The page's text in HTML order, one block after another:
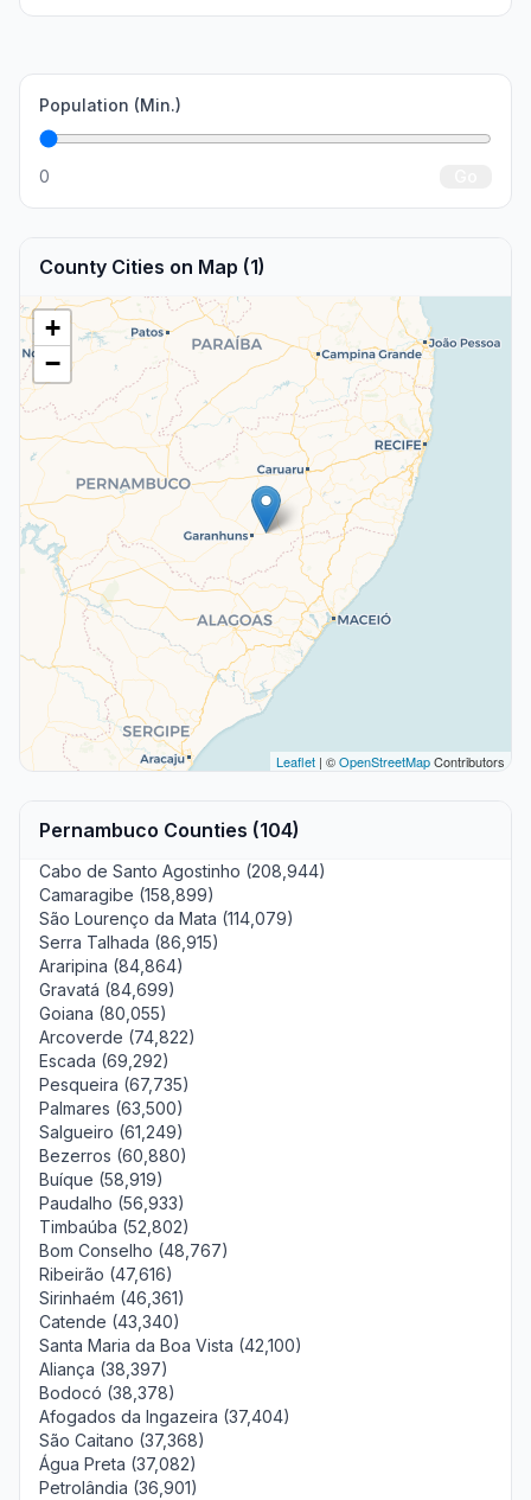
Population (Min.)
0
County Cities on Map (1)
+
−
Leaflet | ©OpenStreetMapContributors
Pernambuco Counties (104)
Cabo de Santo Agostinho (208,944)
Camaragibe (158,899)
São Lourenço da Mata (114,079)
Serra Talhada (86,915)
Araripina (84,864)
Gravatá (84,699)
Goiana (80,055)
Arcoverde (74,822)
Escada (69,292)
Pesqueira (67,735)
Palmares (63,500)
Salgueiro (61,249)
Bezerros (60,880)
Buíque (58,919)
Paudalho (56,933)
Timbaúba (52,802)
Bom Conselho (48,767)
Ribeirão (47,616)
Sirinhaém (46,361)
Catende (43,340)
Santa Maria da Boa Vista (42,100)
Aliança (38,397)
Bodocó (38,378)
Afogados da Ingazeira (37,404)
São Caitano (37,368)
Água Preta (37,082)
Petrolândia (36,901)